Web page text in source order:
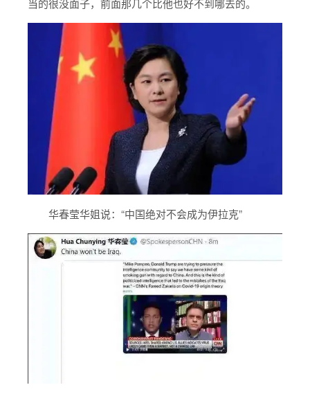
当的很没面子，前面那几个比他也好不到哪去的。
华春莹华姐说：“中国绝对不会成为伊拉克”